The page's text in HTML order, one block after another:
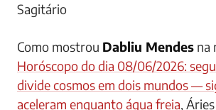
Sagitário
Como mostrou Dabliu Mendes na
Horóscopo do dia 08/06/2026:
divide cosmos em dois mundos —
aceleram enquanto água freia,